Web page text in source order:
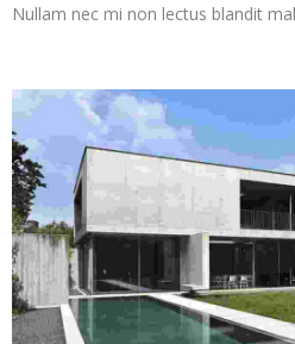
Nullam nec mi non lectus blandit